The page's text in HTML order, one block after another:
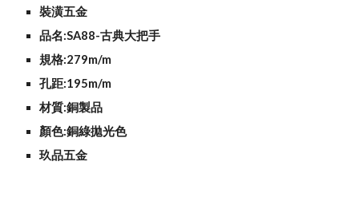
裝潢五金
品名:SA88-古典大把手
規格:279m/m
孔距:195m/m
材質:銅製品
顏色:銅綠拋光色
玖品五金